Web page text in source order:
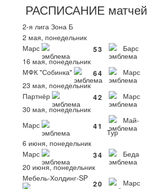
РАСПИСАНИЕ матчей
2-я лига Зона Б
2 мая, понедельник
Марс
53 Барс
16 мая, понедельник
МФК "Собинка"
64 Марс
23 мая, понедельник
Партнёр
42 Марс
30 мая, понедельник
Марс
41
Май-
Тур
6 июня, понедельник
Марс
34 Беда
20 июня, понедельник
Мебель-Холдинг-SP
20 Марс